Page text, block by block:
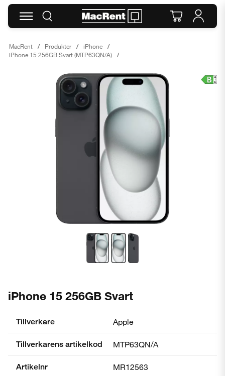
MacRent Produkter
iPhone
iPhone 15 256GB Svart (MTP63QN/A)
iPhone 15 256GB Svart
Tillverkare Apple
Tillverkarens artikelkod MTP63QN/A
Artikelnr MR12563